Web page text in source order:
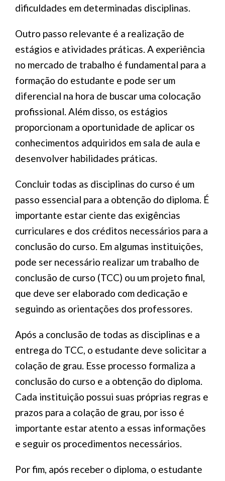
dificuldades em determinadas disciplinas.
Outro passo relevante é a realização de
estágios e atividades práticas. A experiência
no mercado de trabalho é fundamental para a
formação do estudante e pode ser um
diferencial na hora de buscar uma colocação
profissional. Além disso, os estágios
proporcionam a oportunidade de aplicar os
conhecimentos adquiridos em sala de aula e
desenvolver habilidades práticas.
Concluir todas as disciplinas do curso é um
passo essencial para a obtenção do diploma. É
importante estar ciente das exigências
curriculares e dos créditos necessários para a
conclusão do curso. Em algumas instituições,
pode ser necessário realizar um trabalho de
conclusão de curso (TCC) ou um projeto final,
que deve ser elaborado com dedicação e
seguindo as orientações dos professores.
Após a conclusão de todas as disciplinas e a
entrega do TCC, o estudante deve solicitar a
colação de grau. Esse processo formaliza a
conclusão do curso e a obtenção do diploma.
Cada instituição possui suas próprias regras e
prazos para a colação de grau, por isso é
importante estar atento a essas informações
e seguir os procedimentos necessários.
Por fim, após receber o diploma, o estudante